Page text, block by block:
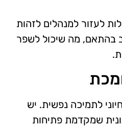
לעזור למנהלים לזהות
בהתאם, מה שיכול לשפר
לתמיכה נפשית. יש
שמקדמת פתיחות